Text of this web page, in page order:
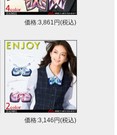
価格:3,861円(税込)
価格:3,146円(税込)